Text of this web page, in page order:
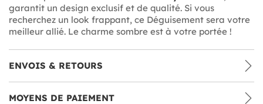
garantit un design exclusif et de qualité. Si vous
recherchez un look frappant, ce Déguisement sera votre
meilleur allié. Le charme sombre est à votre portée !
ENVOIS & RETOURS
MOYENS DE PAIEMENT